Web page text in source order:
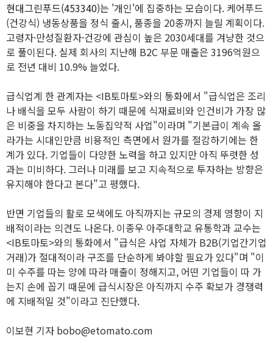
현대그린푸드(453340)는 '개인'에 집중하는 모습이다. 케어푸드
(건강식) 냉동상품을 정식 출시, 품종을 20종까지 늘릴 계획이다.
고령자·만성질환자·건강에 관심이 높은 2030세대를 겨냥한 것으
로 풀이된다. 실제 회사의 지난해 B2C 부문 매출은 3196억원으
로 전년 대비 10.9% 늘었다.
급식업계 한 관계자는 <IB토마토>와의 통화에서 "급식업은 조리
나 배식을 모두 사람이 하기 때문에 식재료비와 인건비가 가장 많
은 비중을 차지하는 노동집약적 사업"이라며 "기본급이 계속 올
라가는 시대인만큼 비용적인 측면에서 원가를 절감하기에는 한
계가 있다. 기업들이 다양한 노력을 하고 있지만 아직 뚜렷한 성
과는 미비하다. 그러나 미래를 보고 지속적으로 투자하는 방향은
유지해야 한다고 본다"고 평했다.
반면 기업들의 활로 모색에도 아직까지는 규모의 경제 영향이 지
배적이라는 의견도 나온다. 이종우 아주대학교 유통학과 교수는
<IB토마토>와의 통화에서 "급식은 사업 자체가 B2B(기업간기업
거래)가 절대적이라 구조를 단순하게 봐야할 필요가 있다"며 "이
미 수주를 따는 양에 따라 매출이 정해지고, 어떤 기업들이 따 가
는지 손에 꼽기 때문에 급식시장은 아직까지 수주 확보가 경쟁력
에 지배적일 것"이라고 진단했다.
이보현 기자 bobo@etomato.com